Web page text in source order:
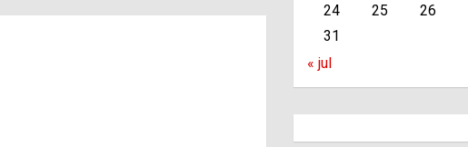
24
25 26
31
« jul